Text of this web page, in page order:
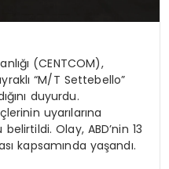
(CENTCOM),
“M/T Settebello”
duyurdu.
uyarılarına
Olay, ABD’nin 13
kapsamında yaşandı.